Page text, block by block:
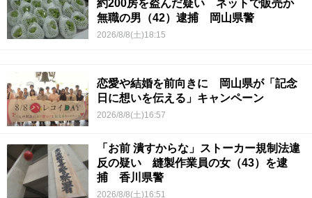
約200房を盗んだ疑い ネットで販売か
無職の男（42）逮捕 岡山県警
2026/8/8(土)18:15
恋愛や結婚を前向きに 岡山県が「記念
日に想いを伝える」キャンペーン
2026/8/8(土)16:57
「お前 潰すからな」ストーカー規制法違
反の疑い 縫製作業員の女（43）を逮
捕 香川県警
2026/8/8(土)16:51